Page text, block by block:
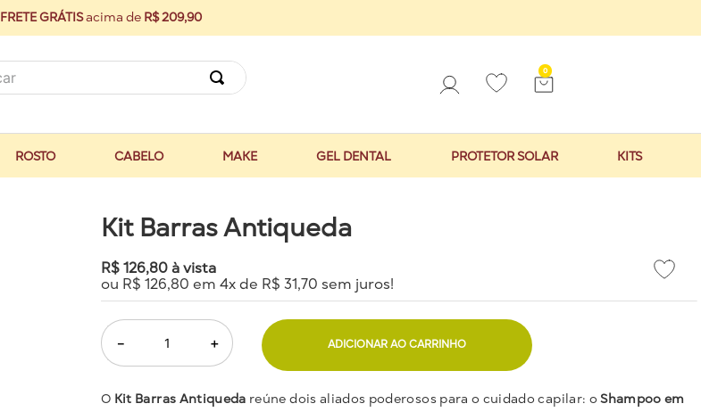
FRETE GRÁTISacima de R$ 209,90
0
ROSTO CABELO MAKE GEL DENTAL PROTETOR SOLAR KITS
Kit Barras Antiqueda
R$126,80à vista
ou R$ 126,80 em 4x de R$ 31,70 sem juros!
＋
－ ADICIONAR AO CARRINHO
O Kit Barras Antiqueda reúne dois aliados poderosos para o cuidado capilar: oShampoo em